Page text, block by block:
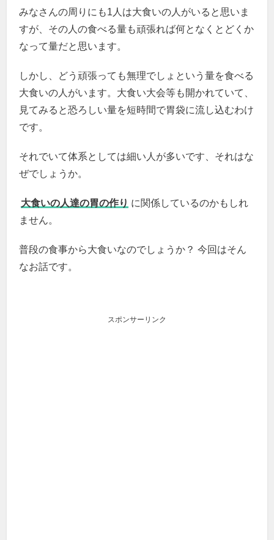
みなさんの周りにも1人は大食いの人がいると思いま
すが、その人の食べる量も頑張れば何となくとどくか
なって量だと思います。
しかし、どう頑張っても無理でしょという量を食べる
大食いの人がいます。大食い大会等も開かれていて、
見てみると恐ろしい量を短時間で胃袋に流し込むわけ
です。
それでいて体系としては細い人が多いです、それはな
ぜでしょうか。
大食いの人達の胃の作り に関係しているのかもしれ
ません。
普段の食事から大食いなのでしょうか？ 今回はそん
なお話です。
スポンサーリンク